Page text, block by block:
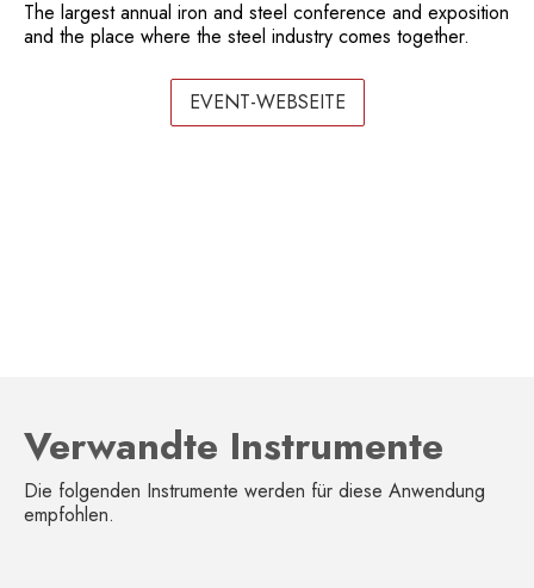
The largest annual iron and steel conference and exposition
and the place where the steel industry comes together.
EVENT-WEBSEITE
Verwandte Instrumente
Die folgenden Instrumente werden für diese Anwendung
empfohlen.